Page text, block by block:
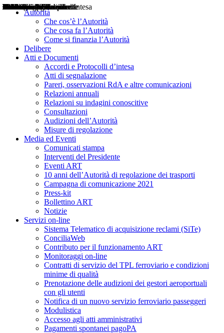
Autorità
Che cos’è l’Autorità
Che cosa fa l’Autorità
Come si finanzia l’Autorità
Delibere
Atti e Documenti
Accordi e Protocolli d’intesa
Atti di segnalazione
Pareri, osservazioni RdA e altre comunicazioni
Relazioni annuali
Relazioni su indagini conoscitive
Consultazioni
Audizioni dell’Autorità
Misure di regolazione
Media ed Eventi
Comunicati stampa
Interventi del Presidente
Eventi ART
10 anni dell’Autorità di regolazione dei trasporti
Campagna di comunicazione 2021
Press-kit
Bollettino ART
Notizie
Servizi on-line
Sistema Telematico di acquisizione reclami (SiTe)
ConciliaWeb
Contributo per il funzionamento ART
Monitoraggi on-line
Contratti di servizio del TPL ferroviario e condizioni
minime di qualità
Prenotazione delle audizioni dei gestori aeroportuali
con gli utenti
Notifica di un nuovo servizio ferroviario passeggeri
Modulistica
Accesso agli atti amministrativi
Pagamenti spontanei pagoPA
Delibere
Pareri
Consultazioni
Audizioni
Atti di Segnalazione
Accordi e Protocolli d'Intesa
Relazioni annuali
Misure di regolazione
Notizie
Comunicati Stampa
Bollettini ART
Convegni ART
Interviste del Presidente
Articoli in primo piano
Interventi del Presidente
2004
2005
2010
2013
2014
2015
2016
2017
2018
2019
202
2020
2021
2022
2023
2024
2025
2026
Aereo
Marittimo
Terrestre